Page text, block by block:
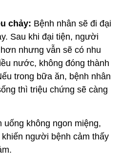
chảy: Bệnh nhân sẽ đi đại
Sau khi đại tiện, người
nhưng vẫn sẽ có nhu
nước, không đóng thành
trong bữa ăn, bệnh nhân
thì triệu chứng sẽ càng
uống không ngon miệng,
người bệnh cảm thấy